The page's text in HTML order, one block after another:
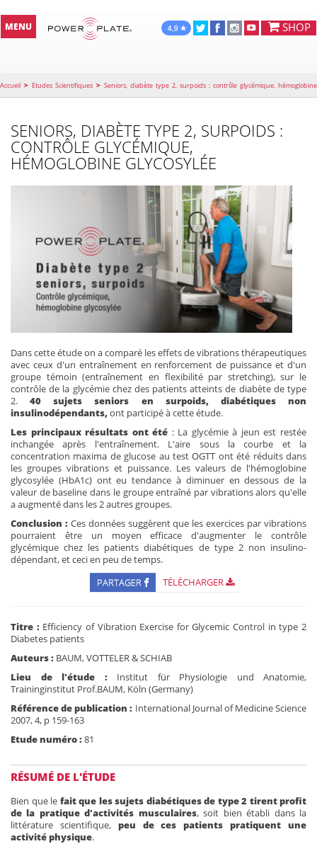
SHOP
MENU
Accueil > Etudes Scientifiques > Seniors, diabète type 2, surpoids : contrôle glycémique, hémoglobine
SENIORS, DIABÈTE TYPE 2, SURPOIDS :
CONTRÔLE GLYCÉMIQUE,
HÉMOGLOBINE GLYCOSYLÉE
Dans cette étude on a comparé les effets de vibrations thérapeutiques
avec ceux d'un entraînement en renforcement de puissance et d'un
groupe témoin (entraînement en flexibilité par stretching), sur le
contrôle de la glycémie chez des patients atteints de diabète de type
2.40 sujets seniors en surpoids, diabétiques non
insulinodépendants,ont participé à cette étude.
Les principaux résultats ont été : La glycémie à jeun est restée
inchangée après l'entraînement. L'aire sous la courbe et la
concentration maxima de glucose au test OGTT ont été réduits dans
les groupes vibrations et puissance. Les valeurs de l'hémoglobine
glycosylée (HbA1c) ont eu tendance à diminuer en dessous de la
valeur de baseline dans le groupe entraîné par vibrations alors qu'elle
a augmenté dans les 2 autres groupes.
Conclusion : Ces données suggèrent que les exercices par vibrations
pourraient être un moyen efficace d'augmenter le contrôle
glycémique chez les patients diabétiques de type 2 non insulino-
dépendant, et ceci en peu de temps.
PARTAGER
TÉLÉCHARGER
Titre : Efficiency of Vibration Exercise for Glycemic Control in type 2
Diabetes patients
Auteurs : BAUM, VOTTELER & SCHIAB
Lieu de l'étude : Institut für Physiologie und Anatomie,
Traininginstitut Prof.BAUM, Köln (Germany)
Référence de publication : International Journal of Medicine Science
2007, 4, p 159-163
Etude numéro :81
RÉSUMÉ DE L'ÉTUDE
Bien que le fait que les sujets diabétiques de type 2 tirent profit
de la pratique d'activités musculaires, soit bien établi dans la
littérature scientifique, peu de ces patients pratiquent une
activité physique.